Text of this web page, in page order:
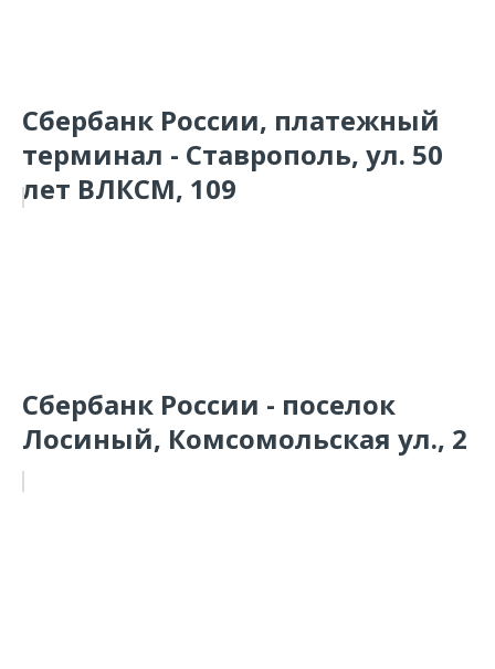
Сбербанк России, платежный
терминал - Ставрополь, ул. 50
лет ВЛКСМ, 109
Сбербанк России - поселок
Лосиный, Комсомольская ул., 2